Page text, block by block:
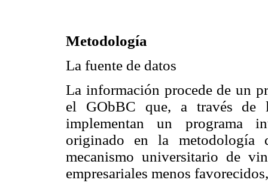
Metodología
La fuente de datos
La información procede de un
el GObBC que, a través de
implementan un programa
originado en la
mecanismo universitario de
empresariales menos